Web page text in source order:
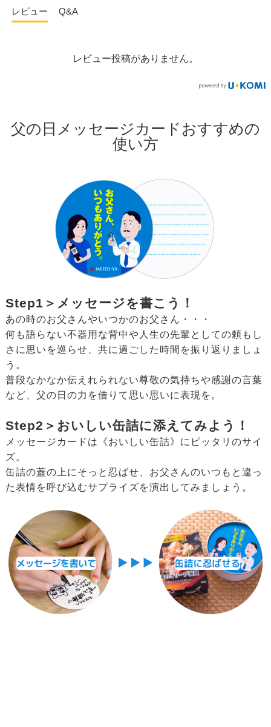
レビュー Q&A
レビュー投稿がありません。
父の日メッセージカードおすすめの
使い方
Step1＞メッセージを書こう！
あの時のお父さんやいつかのお父さん・・・
何も語らない不器用な背中や人生の先輩としての頼もし
さに思いを巡らせ、共に過ごした時間を振り返りましょ
う。
普段なかなか伝えれられない尊敬の気持ちや感謝の言葉
など、父の日の力を借りて思い思いに表現を。
Step2＞おいしい缶詰に添えてみよう！
メッセージカードは《おいしい缶詰》にピッタリのサイ
ズ。
缶詰の蓋の上にそっと忍ばせ、お父さんのいつもと違っ
た表情を呼び込むサプライズを演出してみましょう。